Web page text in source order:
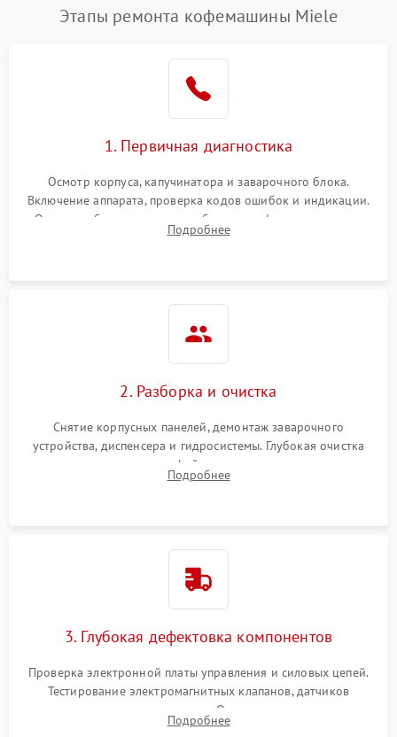
Постоянные сбои в работе 1500 ₽ Подробнее →
Этапы ремонта кофемашины Miele
1. Первичная диагностика
Осмотр корпуса, капучинатора и заварочного блока.
Включение аппарата, проверка кодов ошибок и индикации.
Оценка работы помпы, термоблока и кофемолки на слух.
Измерение температуры и давления воды для выявления
Подробнее
2. Разборка и очистка
Снятие корпусных панелей, демонтаж заварочного
устройства, диспенсера и гидросистемы. Глубокая очистка
внутренних узлов от кофейных масел, жмыха и накипи.
Промывка дренажных каналов и фильтров с использованием
Подробнее
3. Глубокая дефектовка компонентов
Проверка электронной платы управления и силовых цепей.
Тестирование электромагнитных клапанов, датчиков
температуры и расходомера. Оценка степени износа
жерновов кофемолки, уплотнительных колец гидросистемы
Подробнее